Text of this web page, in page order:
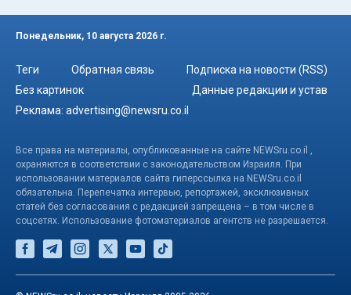
Понедельник, 10 августа 2026 г.
Теги Обратная связь
Подписка на новости (RSS)
Без картинок
Данные редакции и устав
Реклама: advertising@newsru.co.il
Все права на материалы, опубликованные на сайте NEWSru.co.il ,
охраняются в соответствии с законодательством Израиля. При
использовании материалов сайта гиперссылка на NEWSru.co.il
обязательна. Перепечатка интервью, репортажей, эксклюзивных
статей без согласования с редакцией запрещена – в том числе в
соцсетях. Использование фотоматериалов агентств не разрешается.